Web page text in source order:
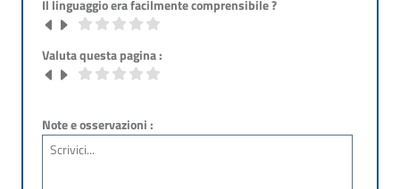
Il linguaggio era facilmente comprensibile ?
Valuta questa pagina :
Note e osservazioni :